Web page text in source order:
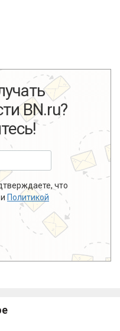
BN.ru?
что
и Политикой